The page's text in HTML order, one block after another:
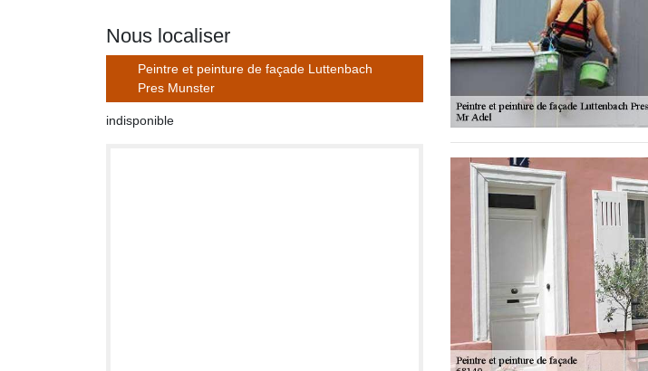
Nous localiser
Peintre et peinture de façade Luttenbach
Pres Munster
indisponible